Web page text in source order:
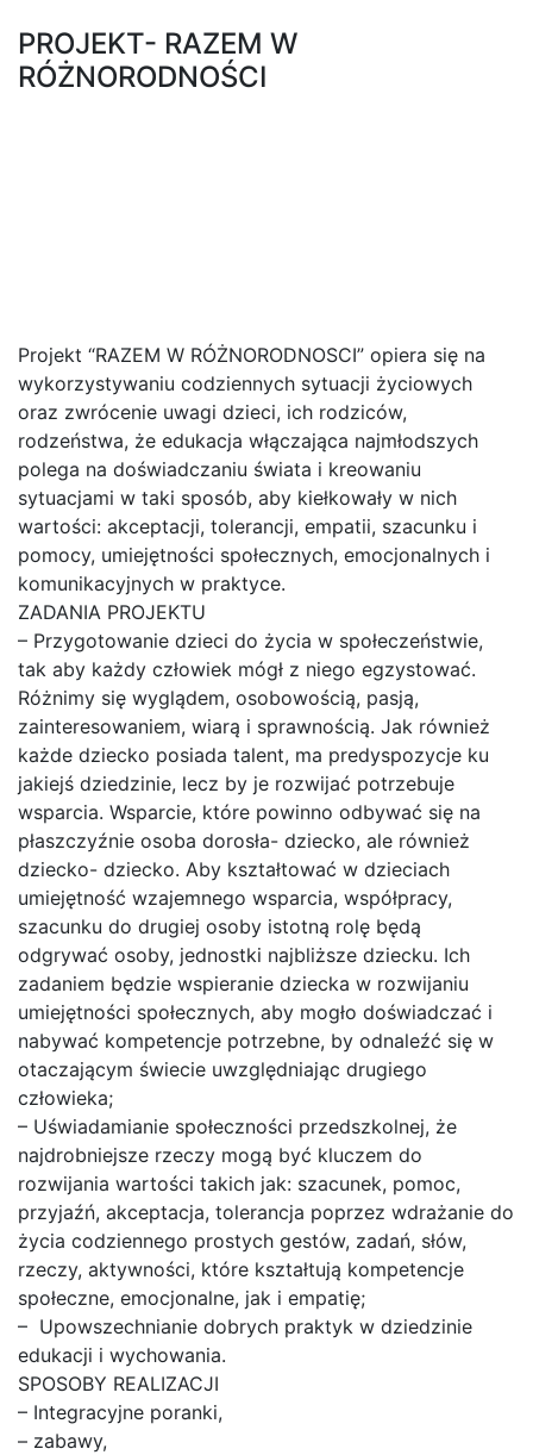
PROJEKT- RAZEM W
RÓŻNORODNOŚCI
Projekt “RAZEM W RÓŻNORODNOSCI” opiera się na
wykorzystywaniu codziennych sytuacji życiowych
oraz zwrócenie uwagi dzieci, ich rodziców,
rodzeństwa, że edukacja włączająca najmłodszych
polega na doświadczaniu świata i kreowaniu
sytuacjami w taki sposób, aby kiełkowały w nich
wartości: akceptacji, tolerancji, empatii, szacunku i
pomocy, umiejętności społecznych, emocjonalnych i
komunikacyjnych w praktyce.
ZADANIA PROJEKTU
– Przygotowanie dzieci do życia w społeczeństwie,
tak aby każdy człowiek mógł z niego egzystować.
Różnimy się wyglądem, osobowością, pasją,
zainteresowaniem, wiarą i sprawnością. Jak również
każde dziecko posiada talent, ma predyspozycje ku
jakiejś dziedzinie, lecz by je rozwijać potrzebuje
wsparcia. Wsparcie, które powinno odbywać się na
płaszczyźnie osoba dorosła- dziecko, ale również
dziecko- dziecko. Aby kształtować w dzieciach
umiejętność wzajemnego wsparcia, współpracy,
szacunku do drugiej osoby istotną rolę będą
odgrywać osoby, jednostki najbliższe dziecku. Ich
zadaniem będzie wspieranie dziecka w rozwijaniu
umiejętności społecznych, aby mogło doświadczać i
nabywać kompetencje potrzebne, by odnaleźć się w
otaczającym świecie uwzględniając drugiego
człowieka;
– Uświadamianie społeczności przedszkolnej, że
najdrobniejsze rzeczy mogą być kluczem do
rozwijania wartości takich jak: szacunek, pomoc,
przyjaźń, akceptacja, tolerancja poprzez wdrażanie do
życia codziennego prostych gestów, zadań, słów,
rzeczy, aktywności, które kształtują kompetencje
społeczne, emocjonalne, jak i empatię;
– Upowszechnianie dobrych praktyk w dziedzinie
edukacji i wychowania.
SPOSOBY REALIZACJI
– Integracyjne poranki,
– zabawy,